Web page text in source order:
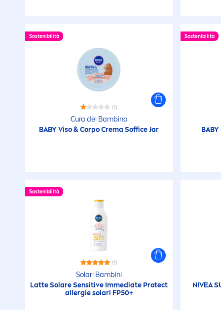
Sostenibilità
(1)
Cura del Bambino
BABY Viso & Corpo Crema Soffice Jar
Sostenibilità
Sostenibilità
(1)
Solari Bambini
Latte SolareSensitiveImmediate Protect
allergie solari FP50+
NIVEA